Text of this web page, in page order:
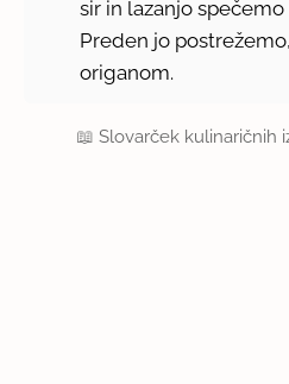
sir in lazanjo
Preden jo
origanom.
📖Slovarček kulinaričnih